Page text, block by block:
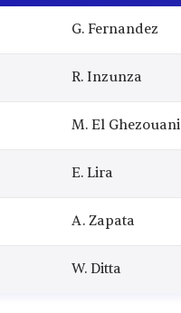
G. Fernandez
R. Inzunza
M. El Ghezouani
E. Lira
A. Zapata
W. Ditta